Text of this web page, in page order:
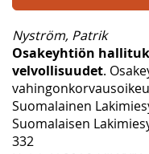
Nyström, Patrik
Osakeyhtiön
velvollisuudet.
Suomalainen
Suomalaisen
332